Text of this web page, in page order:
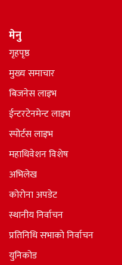
मेनु
गृहपृष्ठ
मुख्य समाचार
बिजनेस लाइभ
ईन्टरटेनमेन्ट लाइभ
स्पोर्टस लाइभ
महाधिवेशन विशेष
अभिलेख
कोरोना अपडेट
स्थानीय निर्वाचन
प्रतिनिधि सभाकाे निर्वाचन
युनिकोड